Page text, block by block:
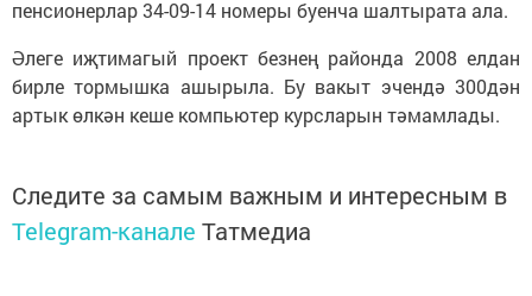
пенсионерлар 34-09-14 номеры буенча шалтырата ала.
Әлеге иҗтимагый проект безнең районда 2008 елдан
бирле тормышка ашырыла. Бу вакыт эчендә 300дән
артык өлкән кеше компьютер курсларын тәмамлады.
Следите за самым важным и интересным в
Telegram-канале Татмедиа